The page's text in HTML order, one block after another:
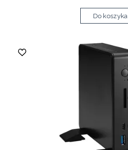
Do koszyka